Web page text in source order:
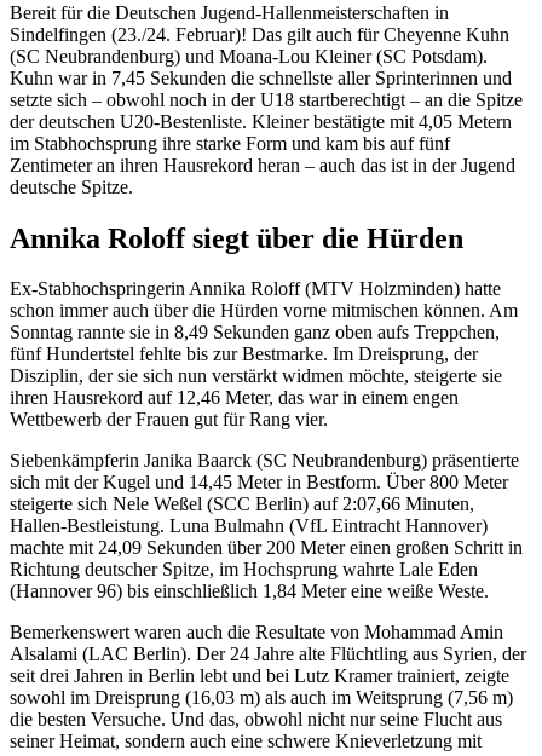
Bereit für die Deutschen Jugend-Hallenmeisterschaften in
Sindelfingen (23./24. Februar)! Das gilt auch für Cheyenne Kuhn
(SC Neubrandenburg) und Moana-Lou Kleiner (SC Potsdam).
Kuhn war in 7,45 Sekunden die schnellste aller Sprinterinnen und
setzte sich – obwohl noch in der U18 startberechtigt – an die Spitze
der deutschen U20-Bestenliste. Kleiner bestätigte mit 4,05 Metern
im Stabhochsprung ihre starke Form und kam bis auf fünf
Zentimeter an ihren Hausrekord heran – auch das ist in der Jugend
deutsche Spitze.
Annika Roloff siegt über die Hürden
Ex-Stabhochspringerin Annika Roloff (MTV Holzminden) hatte
schon immer auch über die Hürden vorne mitmischen können. Am
Sonntag rannte sie in 8,49 Sekunden ganz oben aufs Treppchen,
fünf Hundertstel fehlte bis zur Bestmarke. Im Dreisprung, der
Disziplin, der sie sich nun verstärkt widmen möchte, steigerte sie
ihren Hausrekord auf 12,46 Meter, das war in einem engen
Wettbewerb der Frauen gut für Rang vier.
Siebenkämpferin Janika Baarck (SC Neubrandenburg) präsentierte
sich mit der Kugel und 14,45 Meter in Bestform. Über 800 Meter
steigerte sich Nele Weßel (SCC Berlin) auf 2:07,66 Minuten,
Hallen-Bestleistung. Luna Bulmahn (VfL Eintracht Hannover)
machte mit 24,09 Sekunden über 200 Meter einen großen Schritt in
Richtung deutscher Spitze, im Hochsprung wahrte Lale Eden
(Hannover 96) bis einschließlich 1,84 Meter eine weiße Weste.
Bemerkenswert waren auch die Resultate von Mohammad Amin
Alsalami (LAC Berlin). Der 24 Jahre alte Flüchtling aus Syrien, der
seit drei Jahren in Berlin lebt und bei Lutz Kramer trainiert, zeigte
sowohl im Dreisprung (16,03 m) als auch im Weitsprung (7,56 m)
die besten Versuche. Und das, obwohl nicht nur seine Flucht aus
seiner Heimat, sondern auch eine schwere Knieverletzung mit